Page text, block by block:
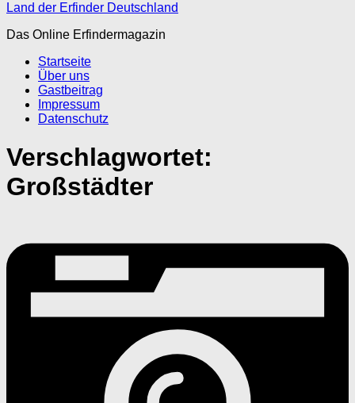
Land der Erfinder Deutschland
Das Online Erfindermagazin
Startseite
Über uns
Gastbeitrag
Impressum
Datenschutz
Verschlagwortet:
Großstädter